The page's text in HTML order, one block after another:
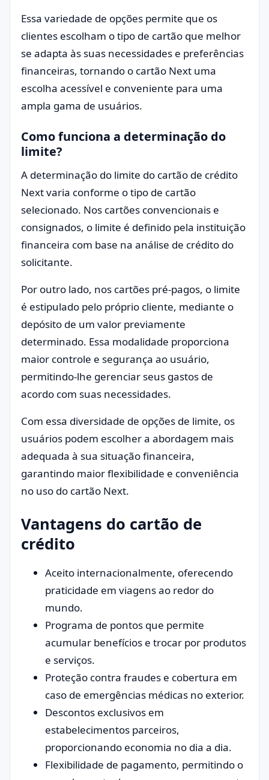
Essa variedade de opções permite que os
clientes escolham o tipo de cartão que melhor
se adapta às suas necessidades e preferências
financeiras, tornando o cartão Next uma
escolha acessível e conveniente para uma
ampla gama de usuários.
Como funciona a determinação do
limite?
A determinação do limite do cartão de crédito
Next varia conforme o tipo de cartão
selecionado. Nos cartões convencionais e
consignados, o limite é definido pela instituição
financeira com base na análise de crédito do
solicitante.
Por outro lado, nos cartões pré-pagos, o limite
é estipulado pelo próprio cliente, mediante o
depósito de um valor previamente
determinado. Essa modalidade proporciona
maior controle e segurança ao usuário,
permitindo-lhe gerenciar seus gastos de
acordo com suas necessidades.
Com essa diversidade de opções de limite, os
usuários podem escolher a abordagem mais
adequada à sua situação financeira,
garantindo maior flexibilidade e conveniência
no uso do cartão Next.
Vantagens do cartão de
crédito
Aceito internacionalmente, oferecendo
praticidade em viagens ao redor do
mundo.
Programa de pontos que permite
acumular benefícios e trocar por produtos
e serviços.
Proteção contra fraudes e cobertura em
caso de emergências médicas no exterior.
Descontos exclusivos em
estabelecimentos parceiros,
proporcionando economia no dia a dia.
Flexibilidade de pagamento, permitindo o